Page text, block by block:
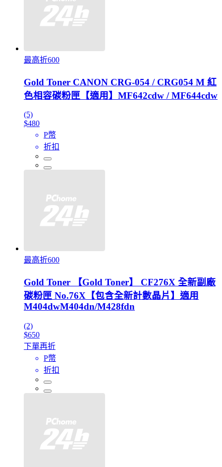
最高折600
Gold Toner CANON CRG-054 / CRG054 M 紅
色相容碳粉匣【適用】MF642cdw / MF644cdw
(5)
$480
P幣
折扣
最高折600
Gold Toner 【Gold Toner】 CF276X 全新副廠
碳粉匣 No.76X【包含全新計數晶片】適用
M404dwM404dn/M428fdn
(2)
$650
下單再折
P幣
折扣